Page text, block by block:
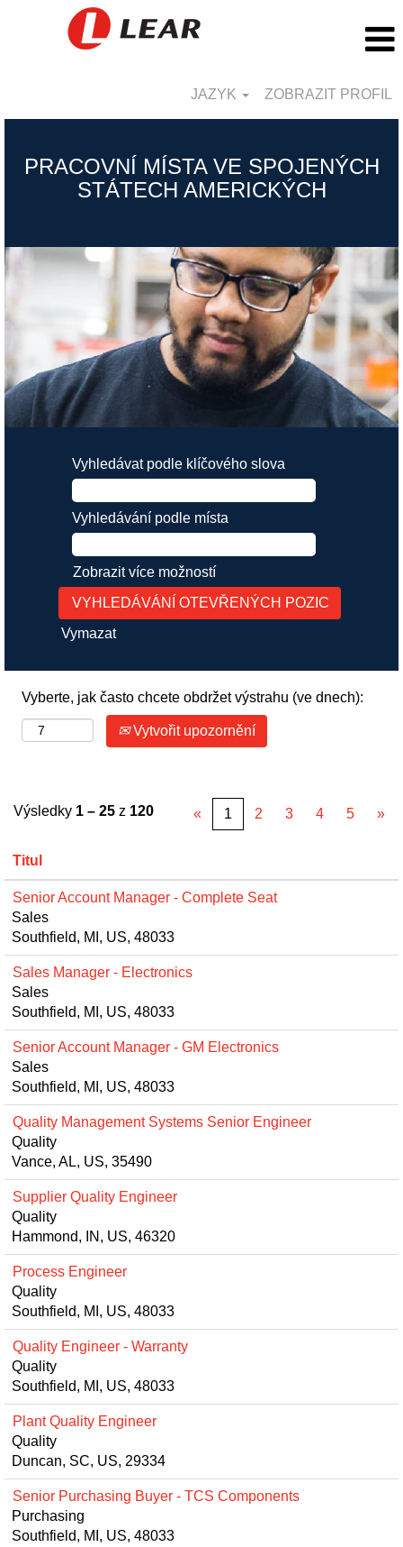
JAZYK ZOBRAZIT PROFIL
PRACOVNÍ MÍSTA VE SPOJENÝCH
STÁTECH AMERICKÝCH
Vyhledávat podle klíčového slova
Vyhledávání podle místa
Zobrazit více možností
Vymazat
Vyberte, jak často chcete obdržet výstrahu (ve dnech):
Vytvořit upozornění
Výsledky 1 – 25 z 120 « 1 2 3 4 5 »
Titul
Senior Account Manager - Complete Seat
Sales
Southfield, MI, US, 48033
Sales Manager - Electronics
Sales
Southfield, MI, US, 48033
Senior Account Manager - GM Electronics
Sales
Southfield, MI, US, 48033
Quality Management Systems Senior Engineer
Quality
Vance, AL, US, 35490
Supplier Quality Engineer
Quality
Hammond, IN, US, 46320
Process Engineer
Quality
Southfield, MI, US, 48033
Quality Engineer - Warranty
Quality
Southfield, MI, US, 48033
Plant Quality Engineer
Quality
Duncan, SC, US, 29334
Senior Purchasing Buyer - TCS Components
Purchasing
Southfield, MI, US, 48033